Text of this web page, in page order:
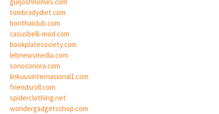
tombradydiet.com
bonthaiclub.com
casusbelli-mod.com
bookplatesociety.com
lebnewsmedia.com
sonosonora.com
linkuusinternasional1.com
friendsroll.com
spiderclothing.net
wondergadgetsshop.com